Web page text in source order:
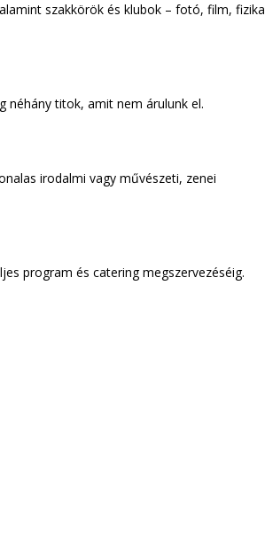
szakkörök és klubok – fotó, film, fizika
néhány titok, amit nem árulunk el.
irodalmi vagy művészeti, zenei
program és catering megszervezéséig.